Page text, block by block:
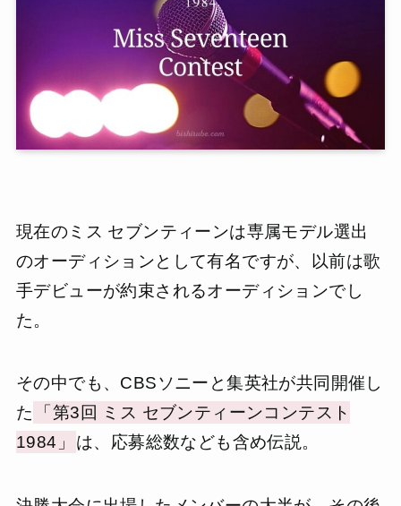
現在のミス セブンティーンは専属モデル選出
のオーディションとして有名ですが、以前は歌
手デビューが約束されるオーディションでし
た。
その中でも、CBSソニーと集英社が共同開催し
た
「第3回 ミス セブンティーンコンテスト
1984」
は、応募総数なども含め伝説。